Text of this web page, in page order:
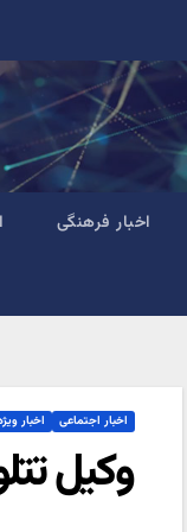
اخبار فرهنگی
اخبار اجتماعی اخبار
وکیل